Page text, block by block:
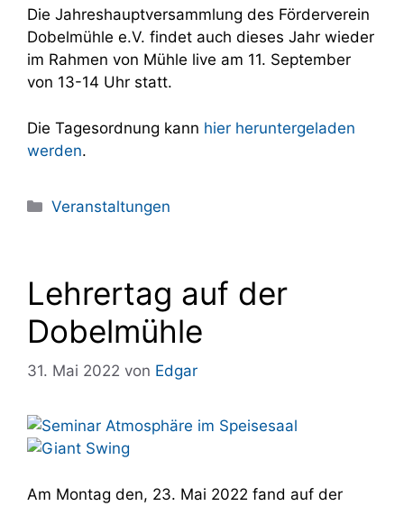
Die Jahreshauptversammlung des Förderverein
Dobelmühle e.V. findet auch dieses Jahr wieder
im Rahmen von Mühle live am 11. September
von 13-14 Uhr statt.
Die Tagesordnung kann hier heruntergeladen
werden.
Kategorien
Veranstaltungen
Lehrertag auf der
Dobelmühle
31. Mai 2022 von Edgar
Am Montag den, 23. Mai 2022 fand auf der